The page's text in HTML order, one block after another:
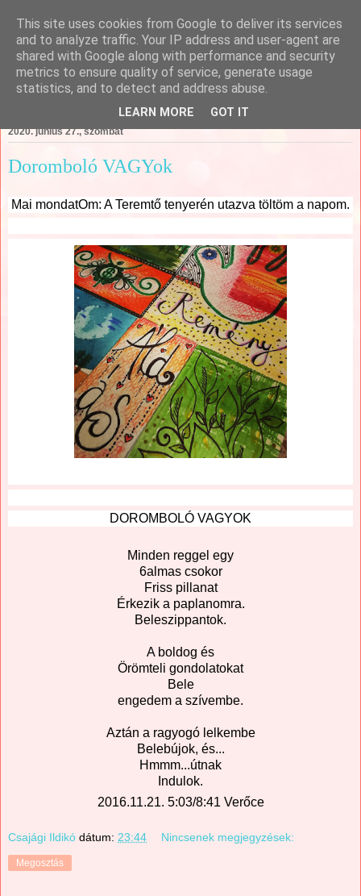
Csajági Ildikó - ÖrömKépek
2020. június 27., szombat
Doromboló VAGYok
Mai mondatOm: A Teremtő tenyerén utazva töltöm a napom.
DOROMBOLÓ VAGYOK
Minden reggel egy
6almas csokor
Friss pillanat
Érkezik a paplanomra.
Beleszippantok.
A boldog és
Örömteli gondolatokat
Bele
engedem a szívembe.
Aztán a ragyogó lelkembe
Belebújok, és...
Hmmm...útnak
Indulok.
2016.11.21. 5:03/8:41 Verőce
Csajági Ildikó dátum: 23:44 Nincsenek megjegyzések:
Megosztás
This site uses cookies from Google to deliver its services
and to analyze traffic. Your IP address and user-agent are
shared with Google along with performance and security
metrics to ensure quality of service, generate usage
statistics, and to detect and address abuse.
LEARN MORE GOT IT